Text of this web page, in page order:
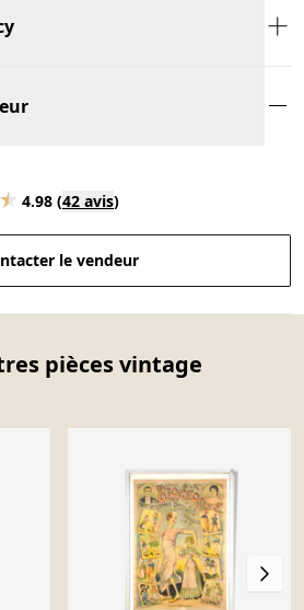
4.98 (42 avis)
le vendeur
pièces vintage